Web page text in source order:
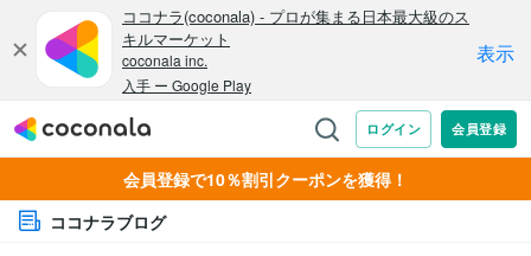
会員登録で10％割引クーポンを獲得！
ココナラブログ